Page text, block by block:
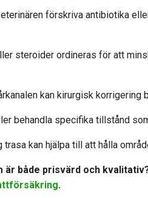
förskriva antibiotika
steroider ordineras för att
kan kirurgisk korrigering
behandla specifika tillstånd
kan hjälpa till att hålla
både prisvärd och
.